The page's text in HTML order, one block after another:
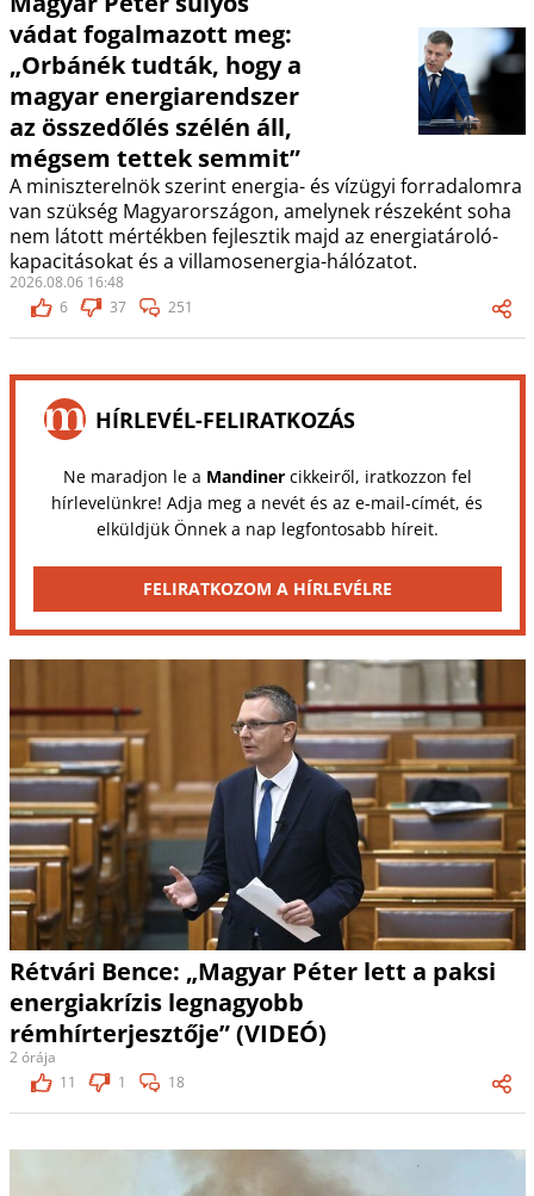
vádat fogalmazott meg:
„Orbánék tudták, hogy a
magyar energiarendszer
az összedőlés szélén áll,
mégsem tettek semmit”
A miniszterelnök szerint energia- és vízügyi forradalomra
van szükség Magyarországon, amelynek részeként soha
nem látott mértékben fejlesztik majd az energiatároló-
kapacitásokat és a villamosenergia-hálózatot.
2026.08.06 16:48
6
37 251
HÍRLEVÉL-FELIRATKOZÁS
Ne maradjon le a Mandinercikkeiről, iratkozzon fel
hírlevelünkre! Adja meg a nevét és az e-mail-címét, és
elküldjük Önnek a nap legfontosabb híreit.
FELIRATKOZOM A HÍRLEVÉLRE
Rétvári Bence: „Magyar Péter lett a paksi
energiakrízis legnagyobb
rémhírterjesztője” (VIDEÓ)
2 órája
11
1 18